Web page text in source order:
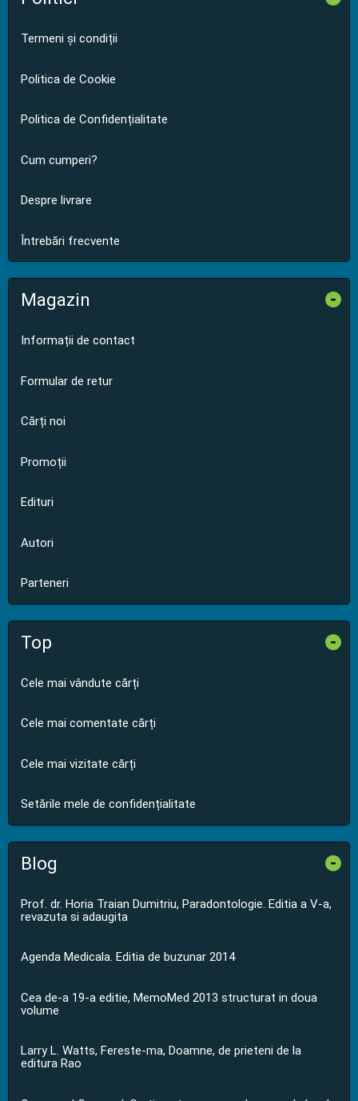
Termeni și condiții
Politica de Cookie
Politica de Confidențialitate
Cum cumperi?
Despre livrare
Întrebări frecvente
Magazin -
Informații de contact
Formular de retur
Cărți noi
Promoții
Edituri
Autori
Parteneri
Top -
Cele mai vândute cărți
Cele mai comentate cărți
Cele mai vizitate cărți
Setările mele de confidențialitate
Blog -
Prof. dr. Horia Traian Dumitriu, Paradontologie. Editia a V-a,
revazuta si adaugita
Agenda Medicala. Editia de buzunar 2014
Cea de-a 19-a editie, MemoMed 2013 structurat in doua
volume
Larry L. Watts, Fereste-ma, Doamne, de prieteni de la
editura Rao